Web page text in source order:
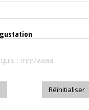
: mm/aaaa